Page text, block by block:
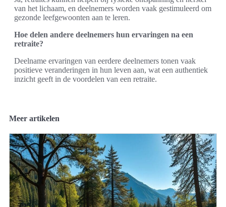
van het lichaam, en deelnemers worden vaak gestimuleerd om
gezonde leefgewoonten aan te leren.
Hoe delen andere deelnemers hun ervaringen na een
retraite?
Deelname ervaringen van eerdere deelnemers tonen vaak
positieve veranderingen in hun leven aan, wat een authentiek
inzicht geeft in de voordelen van een retraite.
Meer artikelen